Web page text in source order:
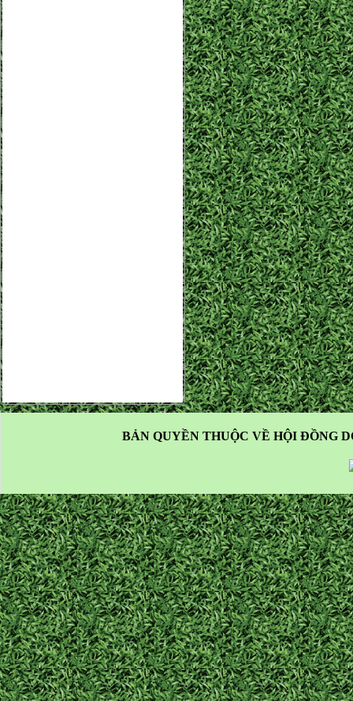
BẢN QUYỀN THUỘC VỀ HỘI ĐỒNG